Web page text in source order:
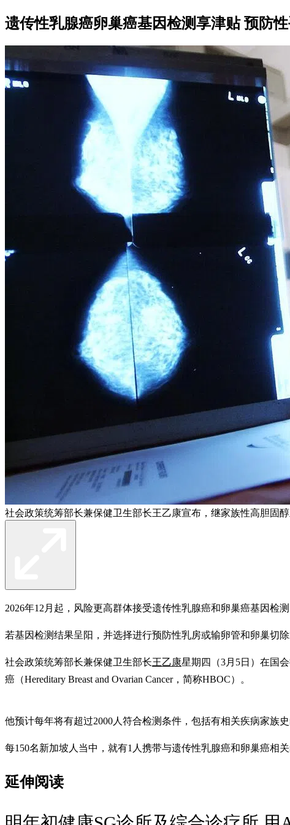
遗传性乳腺癌卵巢癌基因检测享津贴 预防
社会政策统筹部长兼保健卫生部长王乙康宣布，继家族性高胆固
2026年12月起，风险更高群体接受遗传性乳腺癌和卵巢癌基因检
若基因检测结果呈阳，并选择进行预防性乳房或输卵管和卵巢切
社会政策统筹部长兼保健卫生部长王乙康星期四（3月5日）在国
癌（Hereditary Breast and Ovarian Cancer，简称HBOC）。
他预计每年将有超过2000人符合检测条件，包括有相关疾病家族
每150名新加坡人当中，就有1人携带与遗传性乳腺癌和卵巢癌相
延伸阅读